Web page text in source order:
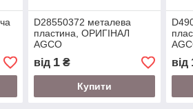
D28550372 металева
пластина, ОРИГІНАЛ
AGCO
від 1₴
Купити
від